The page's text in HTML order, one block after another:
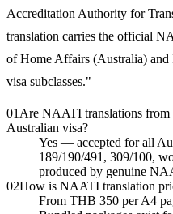
Accreditation Authority for
translation carries the official
of Home Affairs (Australia)
visa subclasses."
01 Are NAATI translations from
Australian visa?
Yes — accepted for all
189/190/491, 309/100,
produced by genuine
02How is NAATI translation
From THB 350 per A4